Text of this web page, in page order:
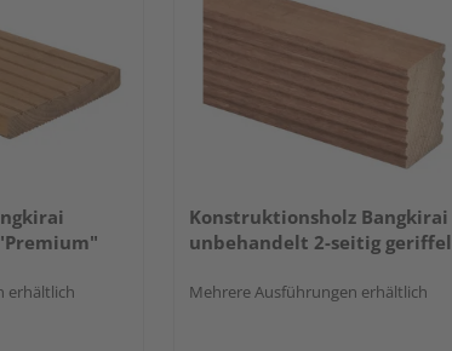
erhältlich
Konstruktionsholz Bangkirai
unbehandelt 2-seitig
Mehrere Ausführungen erhältlich